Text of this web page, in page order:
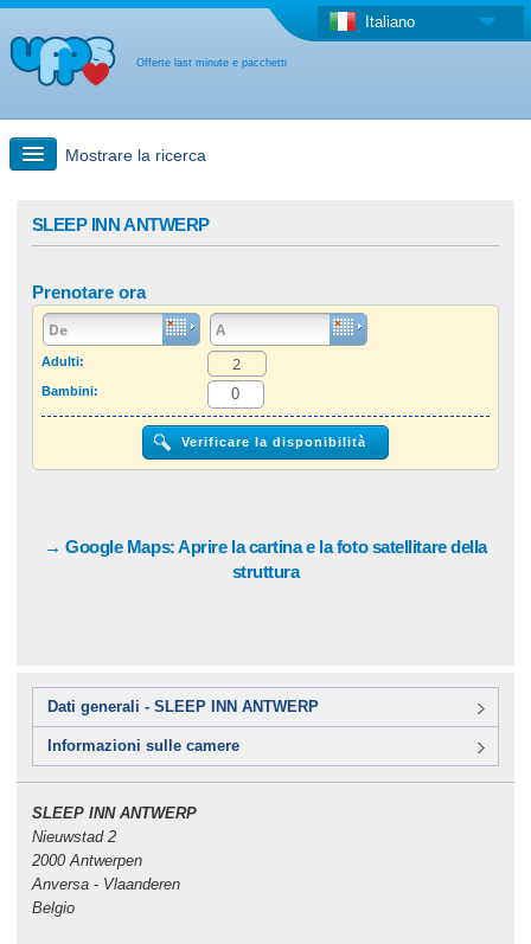
Offerte last minute e pacchetti
Italiano
Mostrare la ricerca
Offerta last minute + Offerta forfettaria
Altro paese
SLEEP INN ANTWERP
Prenotare ora
Adulti:
Bambini:
→ Google Maps: Aprire la cartina e la foto satellitare della
struttura
Dati generali - SLEEP INN ANTWERP
Informazioni sulle camere
SLEEP INN ANTWERP
Nieuwstad 2
2000 Antwerpen
Anversa - Vlaanderen
Belgio